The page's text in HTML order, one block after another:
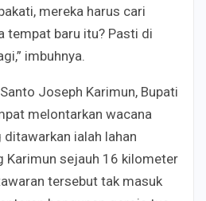
mereka harus cari
tempat baru itu? Pasti di
imbuhnya.
Joseph Karimun, Bupati
melontarkan wacana
ialah lahan
Karimun sejauh 16 kilometer
tersebut tak masuk